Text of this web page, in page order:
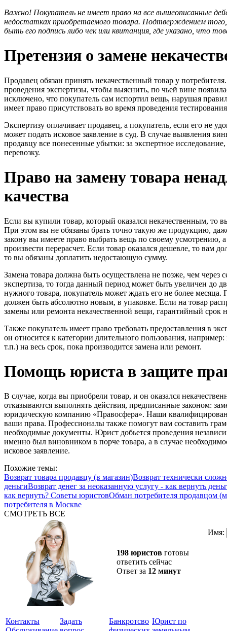
Важно! Покупатель не имеет право на все вышеописанные
недостатках приобретаемого товара. Подтверждением
быть его подпись либо чек или квитанция, где указано, что
Претензия о замене
Продавец обязан принять некачественный товар у
проведения экспертизы, чтобы выяснить, по чьей вине
исключено, что покупатель сам испортил вещь, нарушая
имеет право присутствовать во время проведения
Экспертизу оплачивает продавец, а покупатель, если его не
может подать исковое заявление в суд. В случае выявления
продавцу все понесенные убытки: за экспертное исследование,
перевозку.
Право на замену товара
качества
Если вы купили товар, который оказался некачественным, то
При этом вы не обязаны брать точно такую же продукцию,
закону вы имеете право выбрать вещь по своему усмотрению, а
произвести перерасчет. Если товар оказался дешевле, то вам
то вы обязаны доплатить недостающую сумму.
Замена товара должна быть осуществлена не позже, чем через
экспертиза, то тогда данный период может быть увеличен до
нужного товара, покупатель может ждать его не более месяца.
должен быть абсолютно новым, в упаковке. Если на товар
замены или ремонта некачественной вещи, гарантийный срок
Также покупатель имеет право требовать предоставления в
он относится к категории длительного пользования,
т.п.) на весь срок, пока производится замена или ремонт.
Помощь юриста в защите
В случае, когда вы приобрели товар, и он оказался
отказываются выполнять действия, предписанные законом:
юридическую компанию «Правосфера». Наши
ваши права. Профессионалы также помогут вам составить
необходимые документы. Юрист добьется проведения
именно был виновником в порче товара, а в случае
исковое заявление.
Похожие темы:
Возврат товара продавцу (в магазин)Возврат технически
деньгиВозврат денег за неоказанную услугу - как вернуть
как вернуть? Советы юристовОбман потребителя продавцом
потребителя в Москве
СМОТРЕТЬ ВСЕ
198 юристов готовы
ответить сейчас
Ответ за 12 минут
Имя:
Контакты
Задать
Банкротсво Юрист по